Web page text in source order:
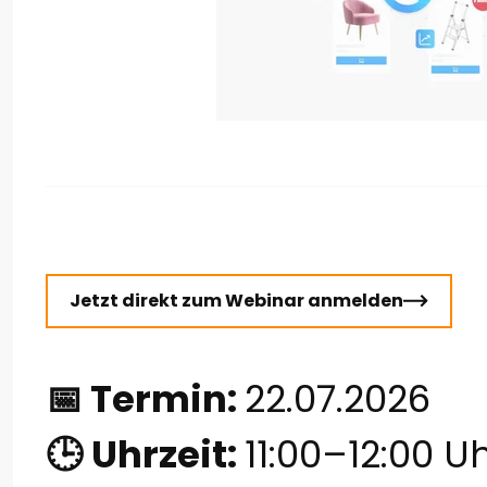
Jetzt direkt zum Webinar anmelden
📅 Termin: 22.07.2026
🕒Uhrzeit:11:00–12:00